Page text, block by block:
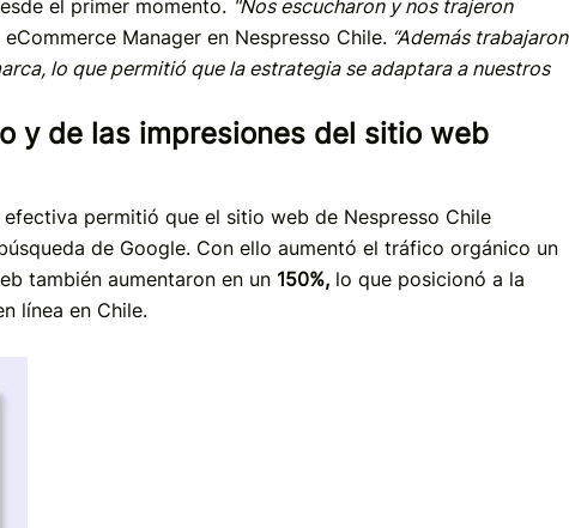
el primer momento. "Nos escucharon y nos trajeron
Manager en Nespresso Chile. “Además trabajaron
lo que permitió que la estrategia se adaptara a nuestros
y de las impresiones del sitio web
permitió que el sitio web de Nespresso Chile
de Google. Con ello aumentó el tráfico orgánico un
también aumentaron en un 150%, lo que posicionó a la
línea en Chile.